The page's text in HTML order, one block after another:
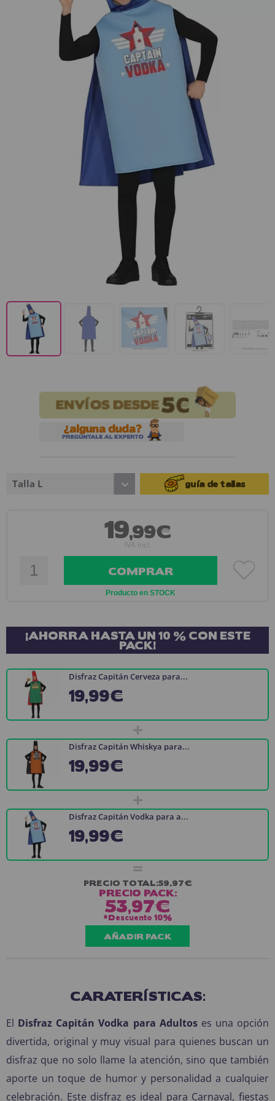
¡Adelante! Te estabamos esperando.
CREAR CUENTA
Talla L guía de tallas
19,99€
IVA Incl.
COMPRAR
Producto en STOCK
¡AHORRA HASTA UN 10 % CON ESTE
PACK!
Disfraz Capitán Cerveza para...
19,99€
+
Disfraz Capitán Whiskya para...
19,99€
+
Disfraz Capitán Vodka para a...
19,99€
=
PRECIO TOTAL:59,97€
PRECIO PACK:
53,97€
*Descuento 10%
AÑADIR PACK
CARATERÍSTICAS:
El Disfraz Capitán Vodka para Adultoses una opción
divertida, original y muy visual para quienes buscan un
disfraz que no solo llame la atención, sino que también
aporte un toque de humor y personalidad a cualquier
celebración. Este disfraz es ideal para Carnaval, fiestas